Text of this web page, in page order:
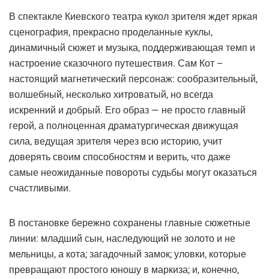
В спектакле Киевского театра кукол зрителя ждет яркая
сценография, прекрасно проделанные куклы,
динамичный сюжет и музыка, поддерживающая темп и
настроение сказочного путешествия. Сам Кот –
настоящий магнетический персонаж: сообразительный,
волшебный, несколько хитроватый, но всегда
искренний и добрый. Его образ — не просто главный
герой, а полноценная драматургическая движущая
сила, ведущая зрителя через всю историю, учит
доверять своим способностям и верить, что даже
самые неожиданные повороты судьбы могут оказаться
счастливыми.
В постановке бережно сохранены главные сюжетные
линии: младший сын, наследующий не золото и не
мельницы, а кота; загадочный замок; уловки, которые
превращают простого юношу в маркиза; и, конечно,